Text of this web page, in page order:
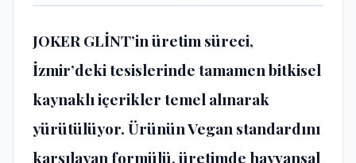
JOKER GLİNT’in üretim süreci,
İzmir’deki tesislerinde tamamen bitkisel
kaynaklı içerikler temel alınarak
yürütülüyor. Ürünün Vegan standardını
karşılayan formülü, üretimde hayvansal